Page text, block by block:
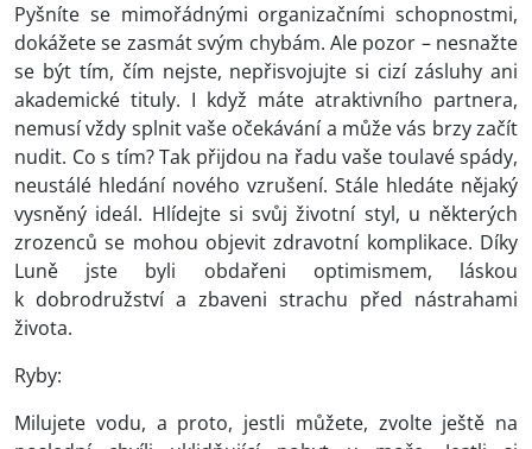
Pyšníte se mimořádnými organizačními schopnostmi,
dokážete se zasmát svým chybám. Ale pozor – nesnažte
se být tím, čím nejste, nepřisvojujte si cizí zásluhy ani
akademické tituly. I když máte atraktivního partnera,
nemusí vždy splnit vaše očekávání a může vás brzy začít
nudit. Co s tím? Tak přijdou na řadu vaše toulavé spády,
neustálé hledání nového vzrušení. Stále hledáte nějaký
vysněný ideál. Hlídejte si svůj životní styl, u některých
zrozenců se mohou objevit zdravotní komplikace. Díky
Luně jste byli obdařeni optimismem, láskou
k dobrodružství a zbaveni strachu před nástrahami
života.
Ryby:
Milujete vodu, a proto, jestli můžete, zvolte ještě na